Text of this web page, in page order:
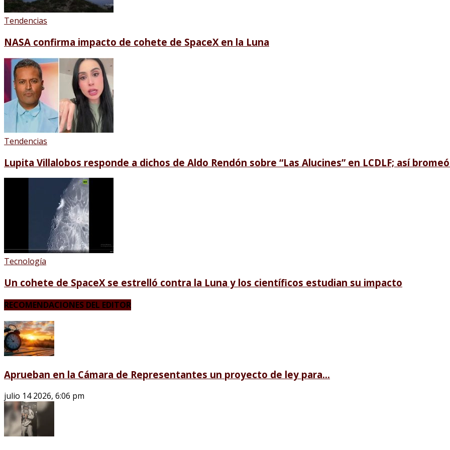
Tendencias
NASA confirma impacto de cohete de SpaceX en la Luna
Tendencias
Lupita Villalobos responde a dichos de Aldo Rendón sobre “Las Alucines” en LCDLF; así
Tecnología
Un cohete de SpaceX se estrelló contra la Luna y los científicos estudian su impacto
RECOMENDACIONES DEL EDITOR
Aprueban en la Cámara de Representantes un proyecto de ley para...
julio 14 2026, 6:06 pm